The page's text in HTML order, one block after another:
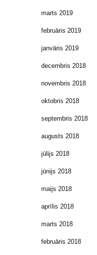
marts 2019
februāris 2019
janvāris 2019
decembris 2018
novembris 2018
oktobris 2018
septembris 2018
augusts 2018
jūlijs 2018
jūnijs 2018
maijs 2018
aprīlis 2018
marts 2018
februāris 2018